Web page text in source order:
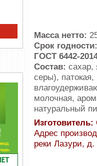
Масса нетто:
Срок годности:
ГОСТ 6442-
Состав: сахар,
серы),
молочная,
натуральный
Адрес
реки Лазури, д.